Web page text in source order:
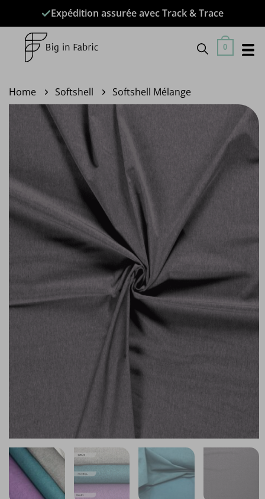
contenu
Expédition assurée avec Track & Trace
0
Home Softshell Softshell Mélange